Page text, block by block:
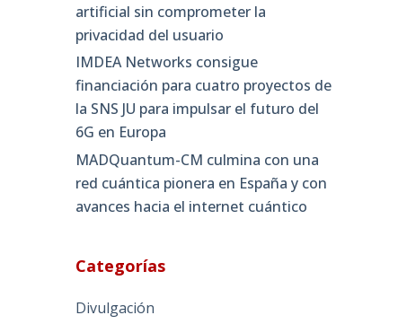
artificial sin comprometer la
privacidad del usuario
IMDEA Networks consigue
financiación para cuatro proyectos de
la SNS JU para impulsar el futuro del
6G en Europa
MADQuantum-CM culmina con una
red cuántica pionera en España y con
avances hacia el internet cuántico
Categorías
Divulgación